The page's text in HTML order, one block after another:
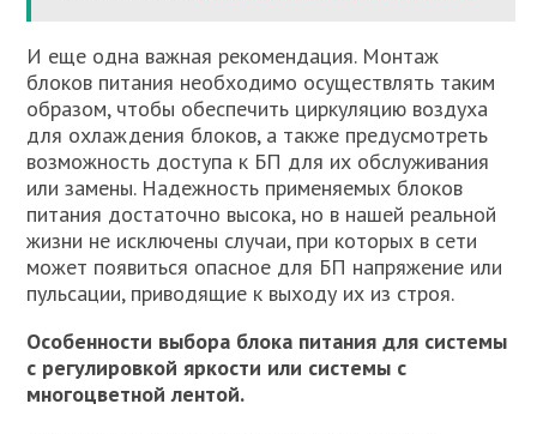
И еще одна важная рекомендация. Монтаж
блоков питания необходимо осуществлять таким
образом, чтобы обеспечить циркуляцию воздуха
для охлаждения блоков, а также предусмотреть
возможность доступа к БП для их обслуживания
или замены. Надежность применяемых блоков
питания достаточно высока, но в нашей реальной
жизни не исключены случаи, при которых в сети
может появиться опасное для БП напряжение или
пульсации, приводящие к выходу их из строя.
Особенности выбора блока питания для системы
с регулировкой яркости или системы с
многоцветной лентой.